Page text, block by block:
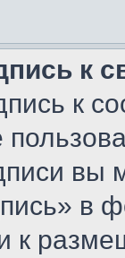
к
к
вы
в
к